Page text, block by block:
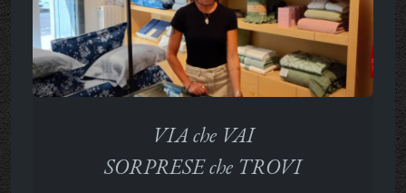
VIA che VAI
SORPRESE che TROVI